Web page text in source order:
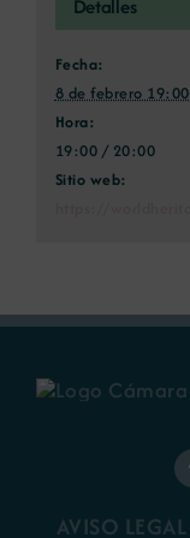
Detalles
Fecha:
8 de febrero 19:00
Hora:
19:00 / 20:00
Sitio web:
AVISO LEGAL